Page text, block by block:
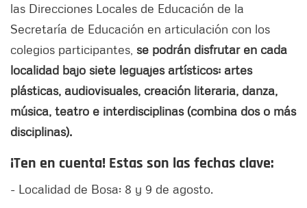
las Direcciones Locales de Educación de la
Secretaría de Educación en articulación con los
colegios participantes, se podrán disfrutar en cada
localidad bajo siete leguajes artísticos: artes
plásticas, audiovisuales, creación literaria, danza,
música, teatro e interdisciplinas (combina dos o más
disciplinas).
¡Ten en cuenta! Estas son las fechas clave:
- Localidad de Bosa: 8 y 9 de agosto.